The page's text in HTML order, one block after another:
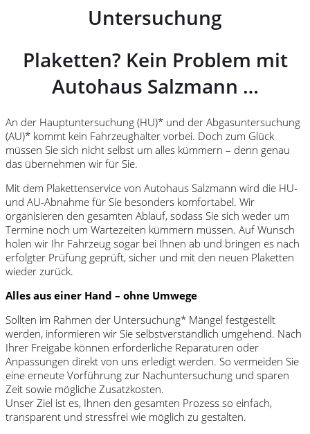
Untersuchung
Plaketten? Kein Problem mit
Autohaus Salzmann …
An der Hauptuntersuchung (HU)* und der Abgasuntersuchung
(AU)* kommt kein Fahrzeughalter vorbei. Doch zum Glück
müssen Sie sich nicht selbst um alles kümmern – denn genau
das übernehmen wir für Sie.
Mit dem Plakettenservice von Autohaus Salzmann wird die HU-
und AU-Abnahme für Sie besonders komfortabel. Wir
organisieren den gesamten Ablauf, sodass Sie sich weder um
Termine noch um Wartezeiten kümmern müssen. Auf Wunsch
holen wir Ihr Fahrzeug sogar bei Ihnen ab und bringen es nach
erfolgter Prüfung geprüft, sicher und mit den neuen Plaketten
wieder zurück.
Alles aus einer Hand – ohne Umwege
Sollten im Rahmen der Untersuchung* Mängel festgestellt
werden, informieren wir Sie selbstverständlich umgehend. Nach
Ihrer Freigabe können erforderliche Reparaturen oder
Anpassungen direkt von uns erledigt werden. So vermeiden Sie
eine erneute Vorführung zur Nachuntersuchung und sparen
Zeit sowie mögliche Zusatzkosten.
Unser Ziel ist es, Ihnen den gesamten Prozess so einfach,
transparent und stressfrei wie möglich zu gestalten.